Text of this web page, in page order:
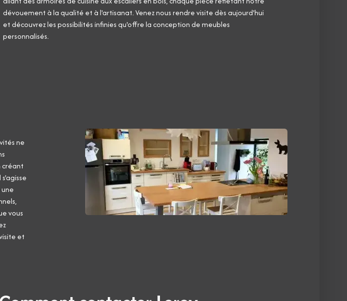
dévouement à la qualité et à l'artisanat. Venez nous rendre visite dès aujourd'hui
et découvrez les possibilités infinies qu'offre la conception de meubles
personnalisés.
ne
créant
vous
et